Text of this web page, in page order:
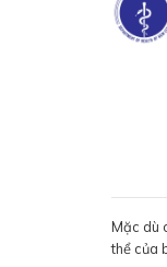
Mặc dù
thể của